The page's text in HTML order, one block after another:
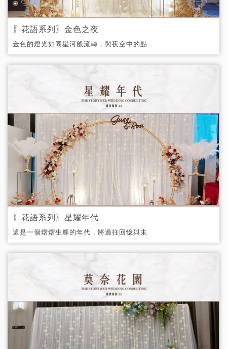
〖花語系列〗金色之夜
金色的燈光如同星河般流轉，與夜空中的點
點星光相映成輝
〖花語系列〗星耀年代
這是一個熠熠生輝的年代，將過往回憶與未
來期盼都凝結成燦爛的亮點。